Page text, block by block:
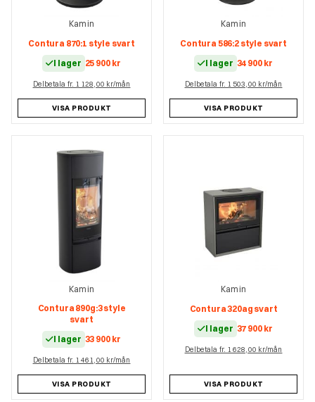
Kamin
Contura 870:1 style svart
I lager 25 900 kr
Delbetala fr. 1 128,00 kr/mån
VISA PRODUKT
Kamin
Contura 586:2 style svart
I lager 34 900 kr
Delbetala fr. 1 503,00 kr/mån
VISA PRODUKT
Kamin
Contura 890g:3 style
svart
I lager 33 900 kr
Delbetala fr. 1 461,00 kr/mån
VISA PRODUKT
Kamin
Contura 320ag svart
I lager 37 900 kr
Delbetala fr. 1 628,00 kr/mån
VISA PRODUKT